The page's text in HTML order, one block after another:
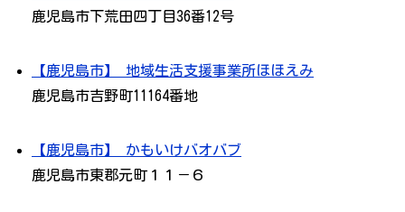
鹿児島市下荒田四丁目36番12号
【鹿児島市】 地域生活支援事業所ほほえみ
鹿児島市吉野町11164番地
【鹿児島市】 かもいけバオバブ
鹿児島市東郡元町１１－６